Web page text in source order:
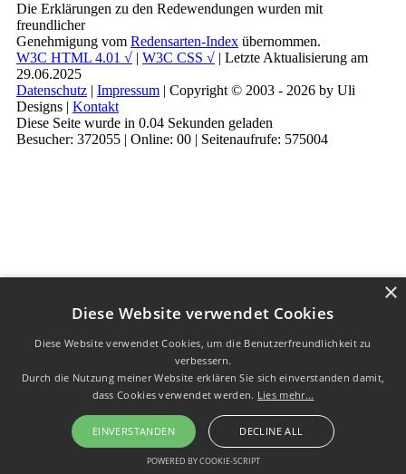
Die Erklärungen zu den Redewendungen wurden mit
freundlicher
Genehmigung vom Redensarten-Index übernommen.
W3C HTML 4.01 √ | W3C CSS √ | Letzte Aktualisierung am
29.06.2025
Datenschutz | Impressum | Copyright © 2003 - 2026 by Uli
Designs | Kontakt
Diese Seite wurde in 0.04 Sekunden geladen
Besucher: 372055 | Online: 00 | Seitenaufrufe: 575004
Diese Website verwendet Cookies
Diese Website verwendet Cookies, um die Benutzerfreundlichkeit zu
verbessern.
Durch die Nutzung meiner Website erklären Sie sich einverstanden damit,
dass Cookies verwendet werden. Lies mehr...
EINVERSTANDEN DECLINE ALL
POWERED BY COOKIE-SCRIPT
×